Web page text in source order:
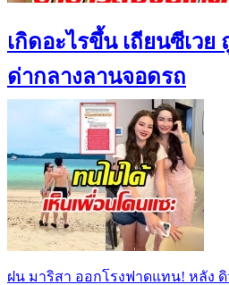
เกิดอะไรขึ้น เถียนซีเว
ด่ากลางลานจอดรถ
ฝน มาริสา ออกโรงฟาดแทน! หลัง